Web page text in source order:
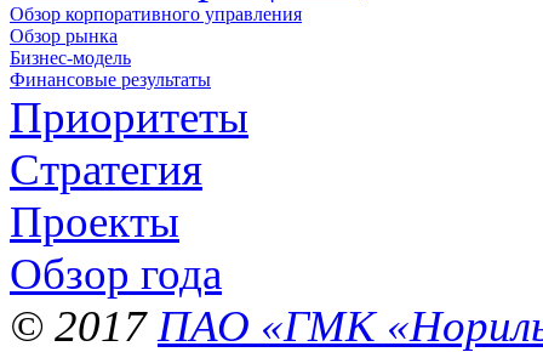
Обзор корпоративного управления
Обзор рынка
Бизнес-модель
Финансовые результаты
Приоритеты
Стратегия
Проекты
Обзор года
© 2017 ПАО «ГМК